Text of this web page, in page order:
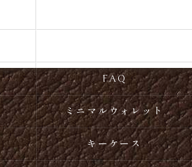
FAQ
ミニマルウォレット
キーケース